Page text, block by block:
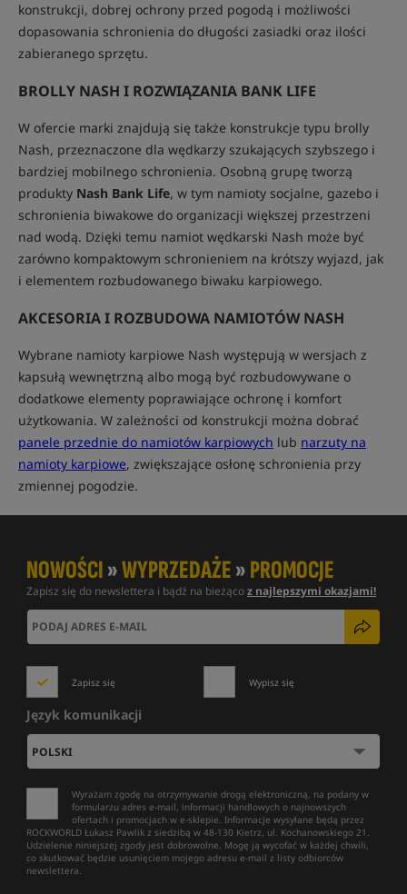
konstrukcji, dobrej ochrony przed pogodą i możliwości
dopasowania schronienia do długości zasiadki oraz ilości
zabieranego sprzętu.
BROLLY NASH I ROZWIĄZANIA BANK LIFE
W ofercie marki znajdują się także konstrukcje typu brolly
Nash, przeznaczone dla wędkarzy szukających szybszego i
bardziej mobilnego schronienia. Osobną grupę tworzą
produkty Nash Bank Life, w tym namioty socjalne, gazebo i
schronienia biwakowe do organizacji większej przestrzeni
nad wodą. Dzięki temu namiot wędkarski Nash może być
zarówno kompaktowym schronieniem na krótszy wyjazd, jak
i elementem rozbudowanego biwaku karpiowego.
AKCESORIA I ROZBUDOWA NAMIOTÓW NASH
Wybrane namioty karpiowe Nash występują w wersjach z
kapsułą wewnętrzną albo mogą być rozbudowywane o
dodatkowe elementy poprawiające ochronę i komfort
użytkowania. W zależności od konstrukcji można dobrać
panele przednie do namiotów karpiowych lub narzuty na
namioty karpiowe, zwiększające osłonę schronienia przy
zmiennej pogodzie.
NOWOŚCI»WYPRZEDAŻE»PROMOCJE
Zapisz się do newslettera i bądź na bieżącoz najlepszymi okazjami!
Zapisz się Wypisz się
Język komunikacji
Wyrażam zgodę na otrzymywanie drogą elektroniczną, na podany w
formularzu adres e-mail, informacji handlowych o najnowszych
ofertach i promocjach w e-sklepie. Informacje wysyłane będą przez
ROCKWORLD Łukasz Pawlik z siedzibą w 48-130 Kietrz, ul. Kochanowskiego 21.
Udzielenie niniejszej zgody jest dobrowolne. Mogę ją wycofać w każdej chwili,
co skutkować będzie usunięciem mojego adresu e-mail z listy odbiorców
newslettera.